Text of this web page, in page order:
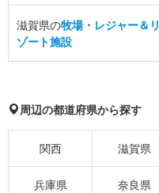
滋賀県の牧場・レジャー＆リ
ゾート施設
周辺の都道府県から探す
関西 滋賀県
兵庫県 奈良県